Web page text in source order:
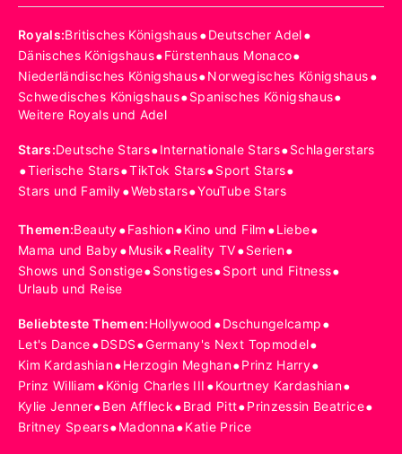
Royals:Britisches Königshaus•Deutscher Adel•
Dänisches Königshaus•Fürstenhaus Monaco•
Niederländisches Königshaus•Norwegisches Königshaus•
Schwedisches Königshaus•Spanisches Königshaus•
Weitere Royals und Adel
Stars:Deutsche Stars•Internationale Stars•Schlagerstars
•Tierische Stars•TikTok Stars•Sport Stars•
Stars und Family•Webstars•YouTube Stars
Themen:Beauty•Fashion•Kino und Film •Liebe•
Mama und Baby•Musik•Reality TV•Serien•
Shows und Sonstige•Sonstiges•Sport und Fitness•
Urlaub und Reise
Beliebteste Themen:Hollywood •Dschungelcamp•
Let's Dance•DSDS•Germany's Next Topmodel•
Kim Kardashian•Herzogin Meghan•Prinz Harry•
Prinz William •König Charles III •Kourtney Kardashian•
Kylie Jenner•Ben Affleck•Brad Pitt•Prinzessin Beatrice•
Britney Spears•Madonna•Katie Price